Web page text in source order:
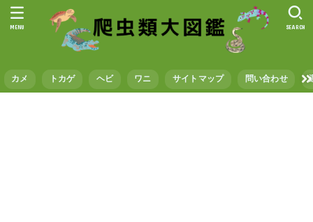
カメ トカゲ ヘビ ワニ サイトマップ 問い合わせ
SEARCH
MENU